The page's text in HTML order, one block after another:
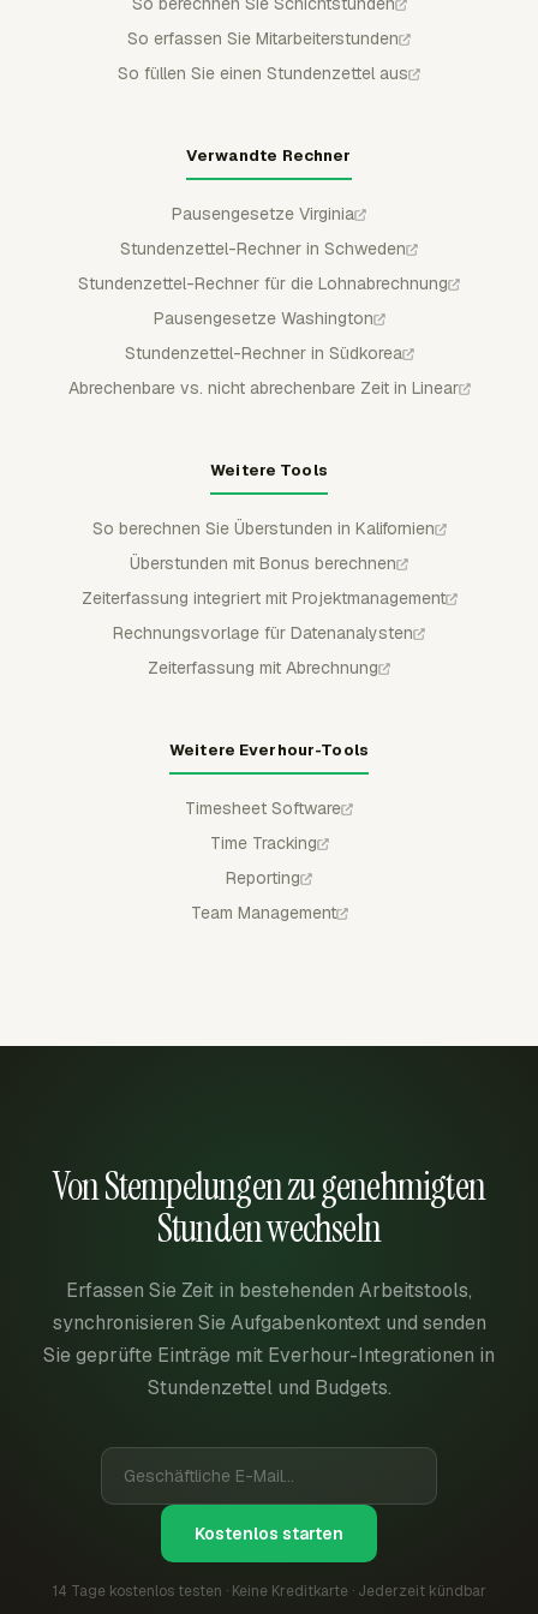
So erfassen Sie Mitarbeiterstunden
So füllen Sie einen Stundenzettel aus
Verwandte Rechner
Pausengesetze Virginia
Stundenzettel-Rechner in Schweden
Stundenzettel-Rechner für die Lohnabrechnung
Pausengesetze Washington
Stundenzettel-Rechner in Südkorea
Abrechenbare vs. nicht abrechenbare Zeit in Linear
Weitere Tools
So berechnen Sie Überstunden in Kalifornien
Überstunden mit Bonus berechnen
Zeiterfassung integriert mit Projektmanagement
Rechnungsvorlage für Datenanalysten
Zeiterfassung mit Abrechnung
Weitere Everhour-Tools
Timesheet Software
Time Tracking
Reporting
Team Management
Von Stempelungen zu genehmigten
Stunden wechseln
Erfassen Sie Zeit in bestehenden Arbeitstools,
synchronisieren Sie Aufgabenkontext und senden
Sie geprüfte Einträge mit Everhour-Integrationen in
Stundenzettel und Budgets.
Kostenlos starten
14 Tage kostenlos testen · Keine Kreditkarte · Jederzeit kündbar